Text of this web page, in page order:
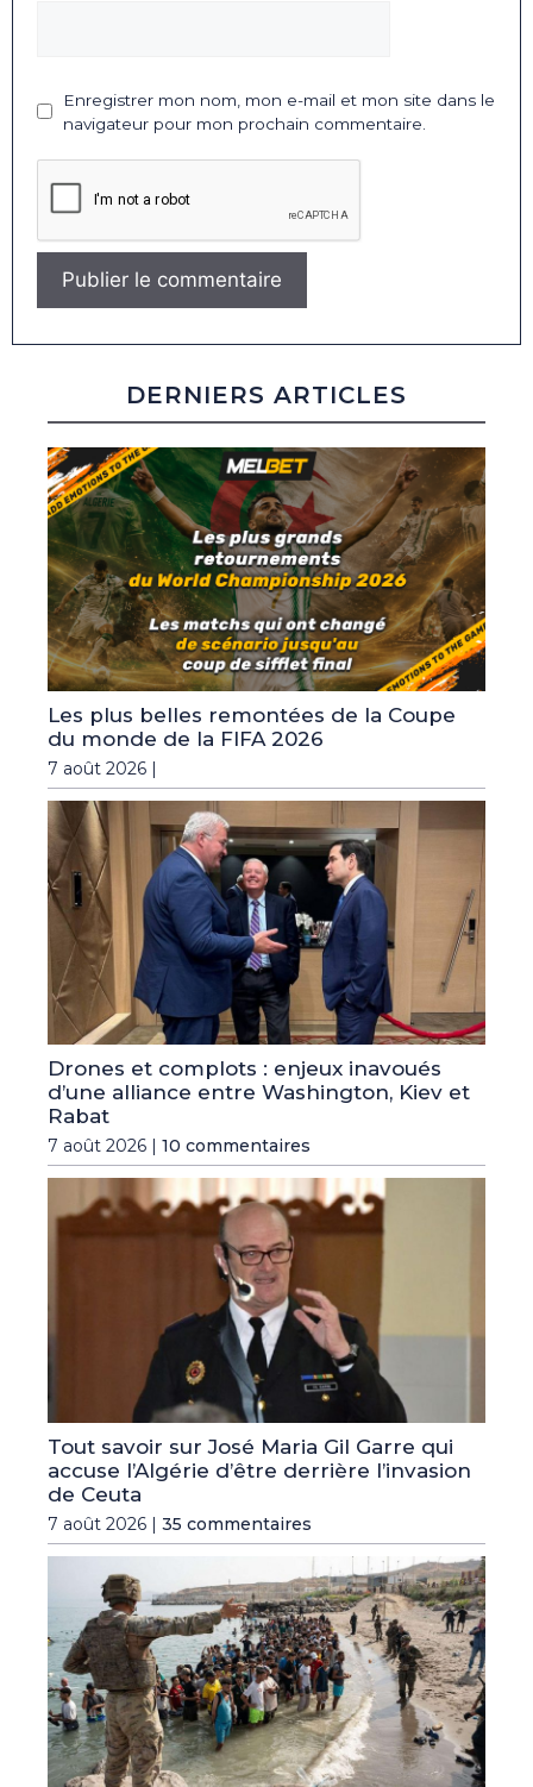
Enregistrer mon nom, mon e-mail et mon site dans le
navigateur pour mon prochain commentaire.
DERNIERS ARTICLES
Les plus belles remontées de la Coupe
du monde de la FIFA 2026
7 août 2026 |
Drones et complots : enjeux inavoués
d’une alliance entre Washington, Kiev et
Rabat
7 août 2026 | 10 commentaires
Tout savoir sur José Maria Gil Garre qui
accuse l’Algérie d’être derrière l’invasion
de Ceuta
7 août 2026 | 35 commentaires